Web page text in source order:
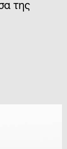
της